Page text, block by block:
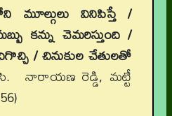
మూల్గులు వినిపిస్తే /
కన్ను చెమరిస్తుంది /
/ చినుకుల చేతులతో
నారాయణ రెడ్డి, మట్టీ